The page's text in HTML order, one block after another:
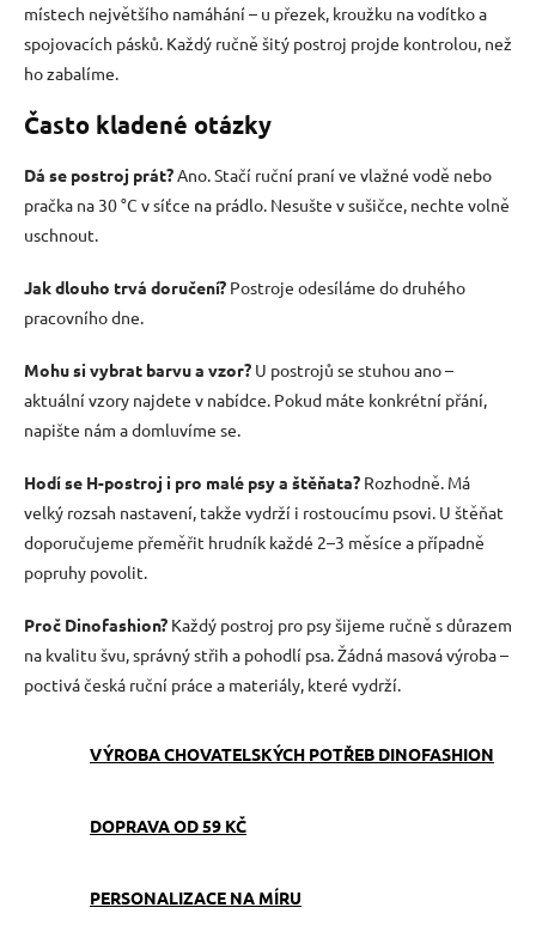
místech největšího namáhání – u přezek, kroužku na vodítko a
spojovacích pásků. Každý ručně šitý postroj projde kontrolou, než
ho zabalíme.
Často kladené otázky
Dá se postroj prát? Ano. Stačí ruční praní ve vlažné vodě nebo
pračka na 30 °C v síťce na prádlo. Nesušte v sušičce, nechte volně
uschnout.
Jak dlouho trvá doručení? Postroje odesíláme do druhého
pracovního dne.
Mohu si vybrat barvu a vzor? U postrojů se stuhou ano –
aktuální vzory najdete v nabídce. Pokud máte konkrétní přání,
napište nám a domluvíme se.
Hodí se H-postroj i pro malé psy a štěňata? Rozhodně. Má
velký rozsah nastavení, takže vydrží i rostoucímu psovi. U štěňat
doporučujeme přeměřit hrudník každé 2–3 měsíce a případně
popruhy povolit.
Proč Dinofashion? Každý postroj pro psy šijeme ručně s důrazem
na kvalitu švu, správný střih a pohodlí psa. Žádná masová výroba –
poctivá česká ruční práce a materiály, které vydrží.
VÝROBA CHOVATELSKÝCH POTŘEB DINOFASHION
DOPRAVA OD 59 KČ
PERSONALIZACE NA MÍRU